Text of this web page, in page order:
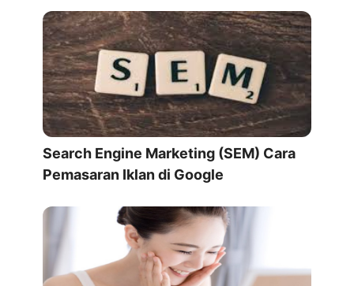
Search Engine Marketing (SEM) Cara
Pemasaran Iklan di Google